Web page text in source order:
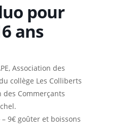
pour
ans
Association des
collège Les Colliberts
des Commerçants
– 9€ goûter et boissons